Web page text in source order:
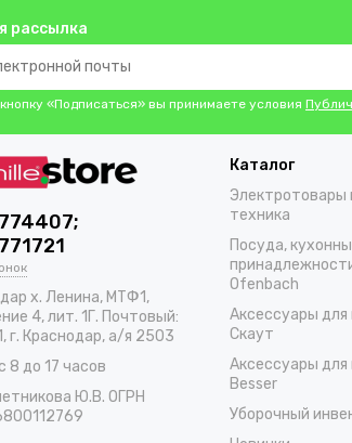
рассылка
«Подписаться» вы принимаете условия
х. Ленина, МТФ1,
4, лит. 1Г. Почтовый:
г. Краснодар, а/я 2503
8 до 17 часов
Ю.В. ОГРН
Каталог
Электротовары
техника
Посуда,
Ofenbach
Аксессуары для
Скаут
Аксессуары для
Besser
Уборочный